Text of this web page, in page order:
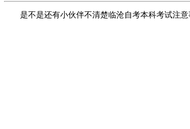
是不是还有小伙伴不清楚临沧自考本科考试注意